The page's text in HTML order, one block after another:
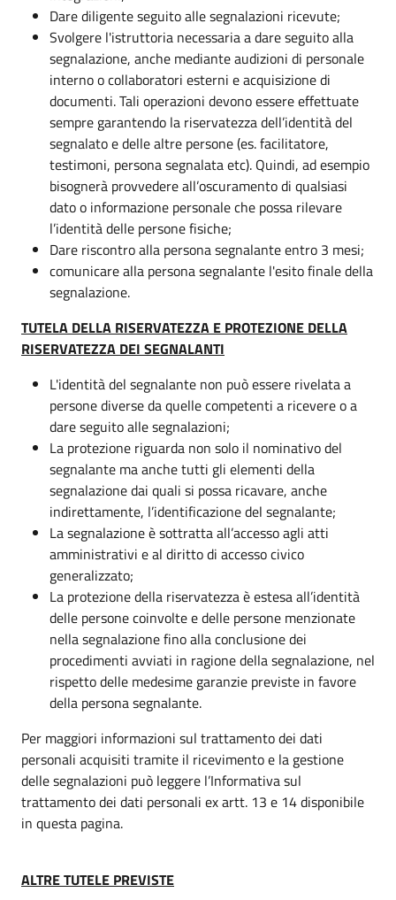
Dare diligente seguito alle segnalazioni ricevute;
Svolgere l'istruttoria necessaria a dare seguito alla
segnalazione, anche mediante audizioni di personale
interno o collaboratori esterni e acquisizione di
documenti. Tali operazioni devono essere effettuate
sempre garantendo la riservatezza dell’identità del
segnalato e delle altre persone (es. facilitatore,
testimoni, persona segnalata etc). Quindi, ad esempio
bisognerà provvedere all’oscuramento di qualsiasi
dato o informazione personale che possa rilevare
l’identità delle persone fisiche;
Dare riscontro alla persona segnalante entro 3 mesi;
comunicare alla persona segnalante l'esito finale della
segnalazione.
TUTELA DELLA RISERVATEZZA E PROTEZIONE DELLA
RISERVATEZZA DEI SEGNALANTI
L'identità del segnalante non può essere rivelata a
persone diverse da quelle competenti a ricevere o a
dare seguito alle segnalazioni;
La protezione riguarda non solo il nominativo del
segnalante ma anche tutti gli elementi della
segnalazione dai quali si possa ricavare, anche
indirettamente, l’identificazione del segnalante;
La segnalazione è sottratta all’accesso agli atti
amministrativi e al diritto di accesso civico
generalizzato;
La protezione della riservatezza è estesa all’identità
delle persone coinvolte e delle persone menzionate
nella segnalazione fino alla conclusione dei
procedimenti avviati in ragione della segnalazione, nel
rispetto delle medesime garanzie previste in favore
della persona segnalante.
Per maggiori informazioni sul trattamento dei dati
personali acquisiti tramite il ricevimento e la gestione
delle segnalazioni può leggere l’Informativa sul
trattamento dei dati personali ex artt. 13 e 14 disponibile
in questa pagina.
ALTRE TUTELE PREVISTE